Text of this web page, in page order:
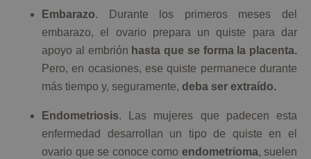
Embarazo. Durante los primeros meses del
embarazo, el ovario prepara un quiste para dar
apoyo al embrión hasta que se forma la placenta.
Pero, en ocasiones, ese quiste permanece durante
más tiempo y, seguramente, deba ser extraído.
Endometriosis. Las mujeres que padecen esta
enfermedad desarrollan un tipo de quiste en el
ovario que se conoce como endometrioma, suelen